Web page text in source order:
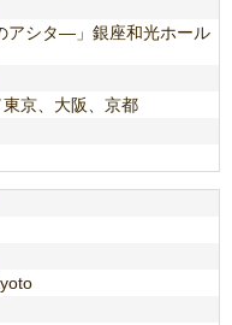
アシタ―」銀座和光ホール
京、大阪、京都